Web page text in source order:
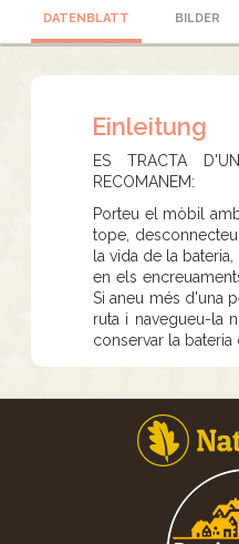
DATENBLATT BILDER
Einleitung
ES TRACTA
RECOMANEM:
Porteu el mòbil
tope,
la vida de la
en els
Si aneu més d'una
ruta i navegueu-la
conservar la bateria